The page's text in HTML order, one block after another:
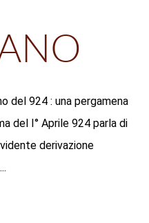
del 924 : una pergamena
del I° Aprile 924 parla di
derivazione